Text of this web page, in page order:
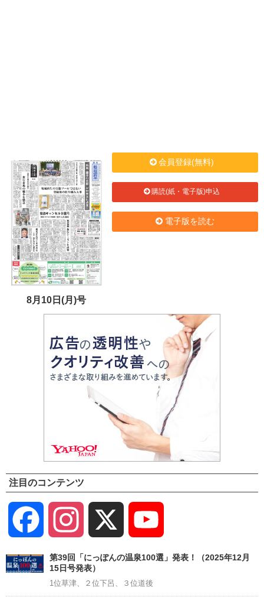
8月10日(月)号
会員登録(無料)
購読(紙・電子版)申込
電子版を読む
注目のコンテンツ
Facebook Instagram
Channel
第39回「にっぽんの温泉100選」発表！（2025年12月
15日号発表）
1位草津、２位下呂、３位道後